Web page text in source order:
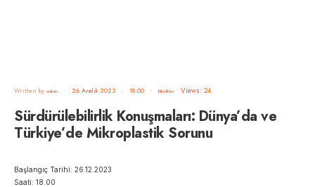
Written by admin • 26 Aralık 2023 • 18:00 • Etkinlikler • Views: 24
Sürdürülebilirlik Konuşmaları: Dünya’da ve
Türkiye’de Mikroplastik Sorunu
Başlangıç Tarihi: 26.12.2023
Saati: 18.00